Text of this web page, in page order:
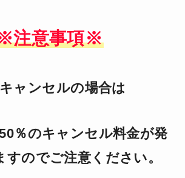
注意事項※
ャンセルの場合は
％のキャンセル料金が発
すのでご注意ください。